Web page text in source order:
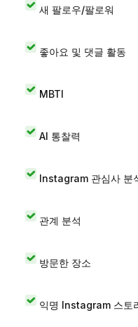
새 팔로우/팔로워
좋아요 및 댓글 활동
MBTI
AI 통찰력
Instagram 관심사 분
관계 분석
방문한 장소
익명 Instagram 스토